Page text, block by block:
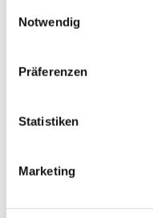
Notwendig
Präferenzen
Statistiken
Marketing
Regelungssysteme
Aggregate